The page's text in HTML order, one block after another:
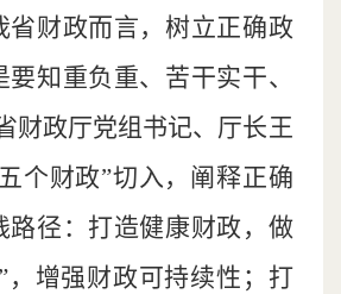
省财政而言，树立正确政
知重负重、苦干实干、
财政厅党组书记、厅长王
个财政”切入，阐释正确
路径：打造健康财政，做
，增强财政可持续性；打